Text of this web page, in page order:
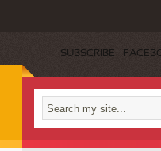
SUBSCRIBE